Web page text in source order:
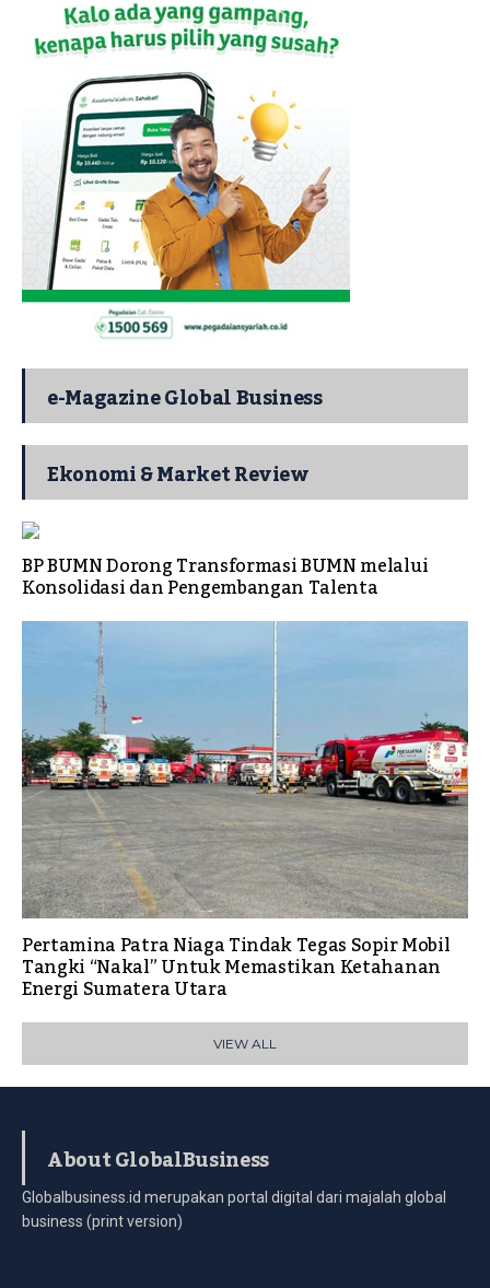
e-Magazine Global Business
Ekonomi & Market Review
BP BUMN Dorong Transformasi BUMN melalui
Konsolidasi dan Pengembangan Talenta
Pertamina Patra Niaga Tindak Tegas Sopir Mobil
Tangki “Nakal” Untuk Memastikan Ketahanan
Energi Sumatera Utara
VIEW ALL
About GlobalBusiness
Globalbusiness.id merupakan portal digital dari majalah global
business (print version)